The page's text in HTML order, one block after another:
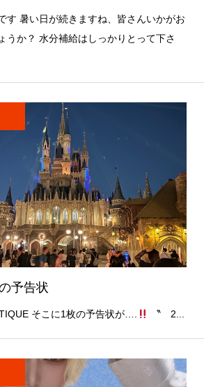
す 暑い日が続きますね、皆さんいかがお
うか？ 水分補給はしっかりとって下さ
予告状
そこに1枚の予告状が…. 〝 2...